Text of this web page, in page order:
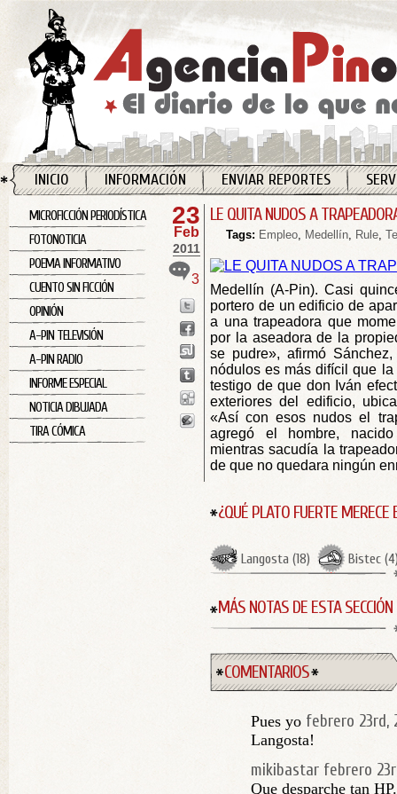
INICIO INFORMACIÓN ENVIAR REPORTES
MICROFICCIÓN PERIODÍSTICA
FOTONOTICIA
POEMA INFORMATIVO
CUENTO SIN FICCIÓN
OPINIÓN
A-PIN TELEVISIÓN
A-PIN RADIO
INFORME ESPECIAL
NOTICIA DIBUJADA
TIRA CÓMICA
23
Feb
2011
3
LE QUITA NUDOS A
Tags: Empleo, Medellín, Rule,
Medellín (A-Pin). Casi
portero de un edificio de
a una trapeadora que
por la aseadora de la
se pudre», afirmó
nódulos es más difícil que
testigo de que don Iván
exteriores del edificio,
«Así con esos nudos el
agregó el hombre,
mientras sacudía la
de que no quedara ningún
¿QUÉ PLATO FUERTE MERECE
Langosta (18) Bistec (4
MÁS NOTAS DE ESTA SECCIÓN
COMENTARIOS
Pues yo febrero 23rd,
Langosta!
mikibastar febrero
Que desparche tan HP.